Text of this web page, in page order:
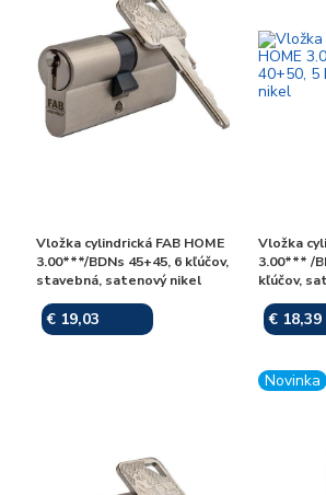
Vložka cylindrická FAB HOME
3.00***/BDNs 45+45, 6 kľúčov,
stavebná, satenový nikel
€ 19,03
Vložka
3.00*** /
kľúčov,
€ 18,39
Novinka